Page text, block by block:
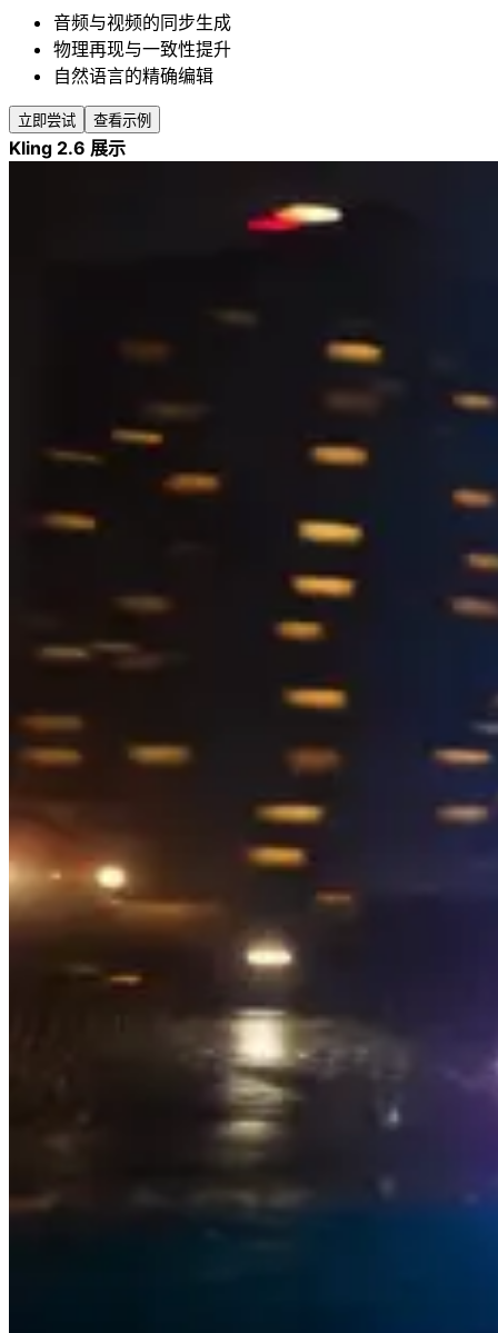
音频与视频的同步生成
物理再现与一致性提升
自然语言的精确编辑
立即尝试 查看示例
Kling 2.6 展示